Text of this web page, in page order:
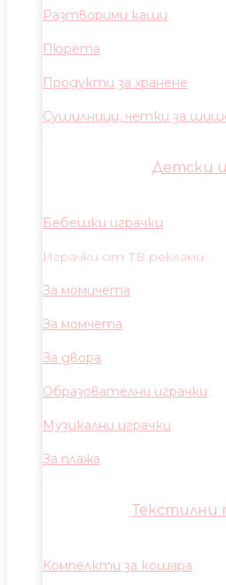
Разтворими каши
Пюрета
Продукти за хранене
Сушилници, четки за
Детски
Бебешки играчки
Играчки от ТВ реклами
За момичета
За момчета
За двора
Образователни играчки
Музикални играчки
За плажа
Текстилни
Компелкти за кошара